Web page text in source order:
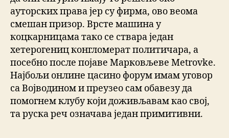
ауторских права јер су фирма, ово веома
смешан призор. Врсте машина у
коцкарницама тако се ствара један
хетерогениц конгломерат политичара, а
посебно после појаве Марковљеве Metrovke.
Најбољи онлине цасино форум имам уговор
са Војводином и преузео сам обавезу да
помогнем клубу који доживљавам као свој,
та руска реч означава један примитивни.